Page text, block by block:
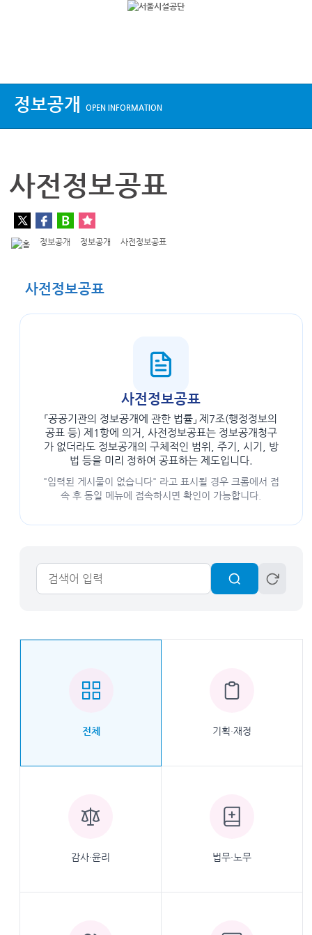
정보공개 OPEN INFORMATION
사전정보공표
정보공개 정보공개 사전정보공표
사전정보공표
사전정보공표
「공공기관의 정보공개에 관한 법률」 제7조(행정정보의
공표 등) 제1항에 의거, 사전정보공표는 정보공개청구
가 없더라도 정보공개의 구체적인 범위, 주기, 시기, 방
법 등을 미리 정하여 공표하는 제도입니다.
"입력된 게시물이 없습니다" 라고 표시될 경우 크롬에서 접
속 후 동일 메뉴에 접속하시면 확인이 가능합니다.
전체 기획·재정
감사·윤리 법무·노무